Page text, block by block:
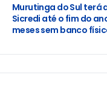
Murutinga do Sul terá
Sicredi até o fim do
meses sem banco